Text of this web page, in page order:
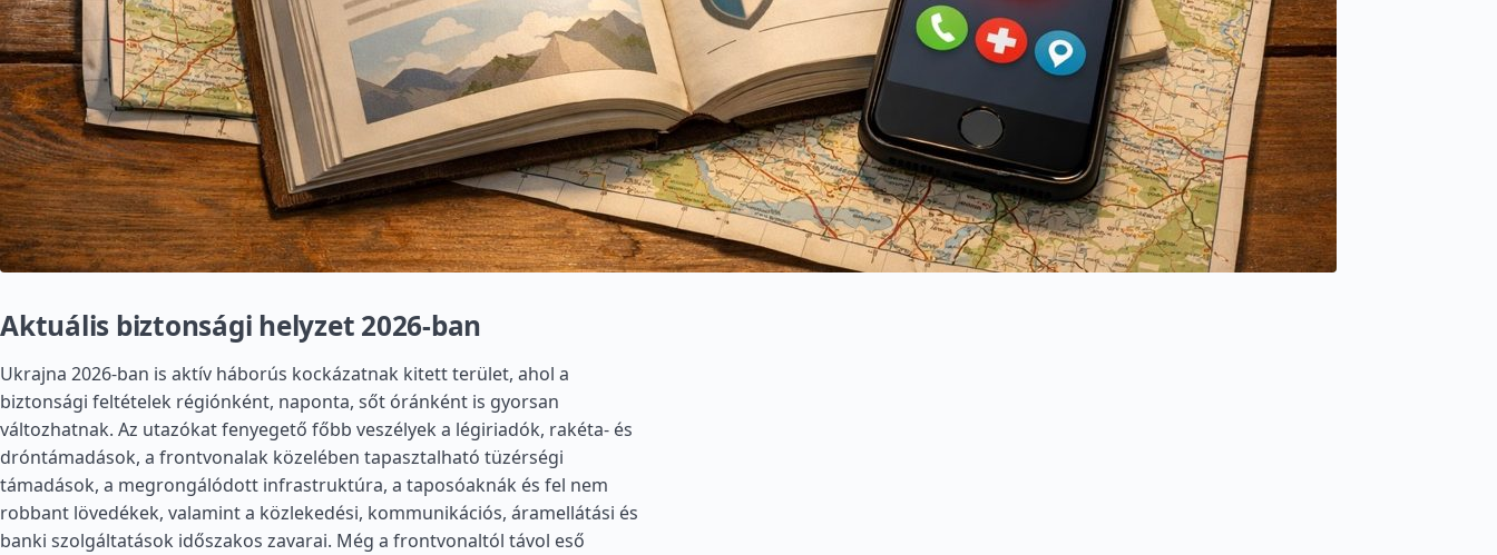
Aktuális biztonsági helyzet 2026-ban
Ukrajna 2026-ban is aktív háborús kockázatnak kitett terület, ahol a
biztonsági feltételek régiónként, naponta, sőt óránként is gyorsan
változhatnak. Az utazókat fenyegető főbb veszélyek a légiriadók, rakéta- és
dróntámadások, a frontvonalak közelében tapasztalható tüzérségi
támadások, a megrongálódott infrastruktúra, a taposóaknák és fel nem
robbant lövedékek, valamint a közlekedési, kommunikációs, áramellátási és
banki szolgáltatások időszakos zavarai. Még a frontvonaltól távol eső